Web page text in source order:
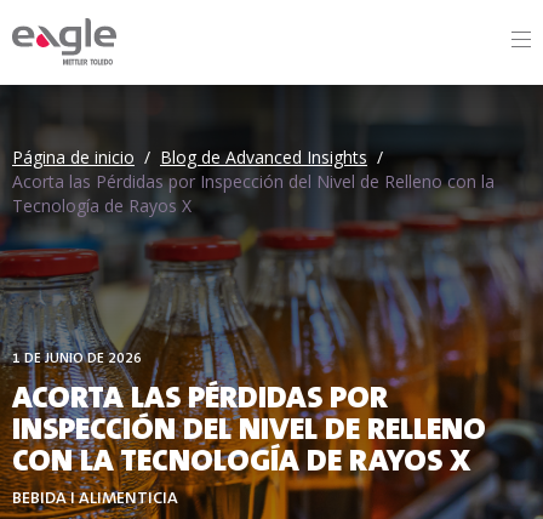
Página de inicio / Blog de Advanced Insights /
Acorta las Pérdidas por Inspección del Nivel de Relleno con la
Tecnología de Rayos X
1 DE JUNIO DE 2026
ACORTA LAS PÉRDIDAS POR
INSPECCIÓN DEL NIVEL DE RELLENO
CON LA TECNOLOGÍA DE RAYOS X
BEBIDA I ALIMENTICIA